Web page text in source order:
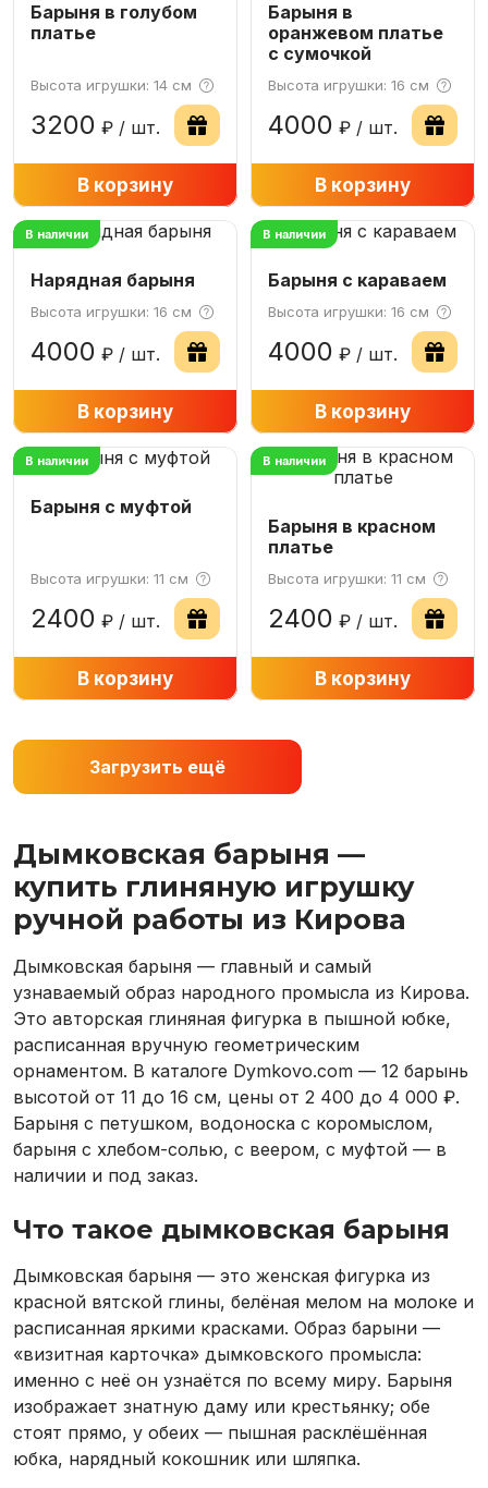
Барыня в голубом
платье
Высота игрушки: 14 см
3200 ₽ / шт.
+
В корзину
Барыня в
оранжевом платье
c сумочкой
Высота игрушки: 16 см
4000 ₽ / шт.
+
В корзину
В наличии
Нарядная барыня
Высота игрушки: 16 см
4000 ₽ / шт.
+
В корзину
В наличии
Барыня с караваем
Высота игрушки: 16 см
4000 ₽ / шт.
+
В корзину
В наличии
Барыня с муфтой
Высота игрушки: 11 см
2400 ₽ / шт.
+
В корзину
В наличии
Барыня в красном
платье
Высота игрушки: 11 см
2400 ₽ / шт.
+
В корзину
Загрузить ещё
Дымковская барыня —
купить глиняную игрушку
ручной работы из Кирова
Дымковская барыня — главный и самый
узнаваемый образ народного промысла из Кирова.
Это авторская глиняная фигурка в пышной юбке,
расписанная вручную геометрическим
орнаментом. В каталоге Dymkovo.com — 12 барынь
высотой от 11 до 16 см, цены от 2 400 до 4 000 ₽.
Барыня с петушком, водоноска с коромыслом,
барыня с хлебом-солью, с веером, с муфтой — в
наличии и под заказ.
Что такое дымковская барыня
Дымковская барыня — это женская фигурка из
красной вятской глины, белёная мелом на молоке и
расписанная яркими красками. Образ барыни —
«визитная карточка» дымковского промысла:
именно с неё он узнаётся по всему миру. Барыня
изображает знатную даму или крестьянку; обе
стоят прямо, у обеих — пышная расклёшённая
юбка, нарядный кокошник или шляпка.